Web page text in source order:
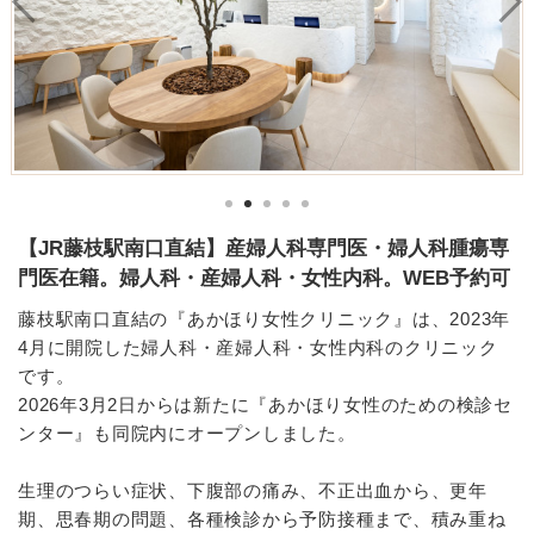
【JR藤枝駅南口直結】産婦人科専門医・婦人科腫瘍専
門医在籍。婦人科・産婦人科・女性内科。WEB予約可
藤枝駅南口直結の『あかほり女性クリニック』は、2023年
4月に開院した婦人科・産婦人科・女性内科のクリニック
です。
2026年3月2日からは新たに『あかほり女性のための検診セ
ンター』も同院内にオープンしました。
生理のつらい症状、下腹部の痛み、不正出血から、更年
期、思春期の問題、各種検診から予防接種まで、積み重ね